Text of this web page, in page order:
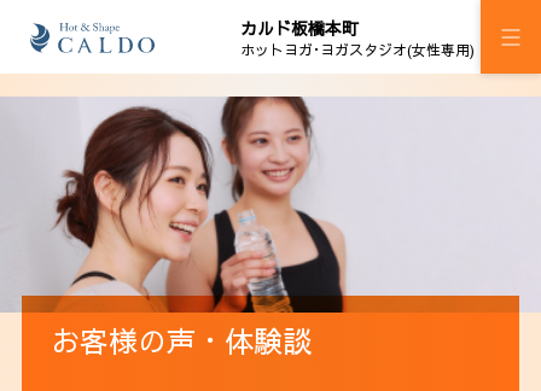
カルド板橋本町
ホットヨガ･ヨガスタジオ(女性専用)
施設案内
プログラム
スケジュール
ジム H!M板橋本町
加圧ボディメイキング
お客様の声・体験談